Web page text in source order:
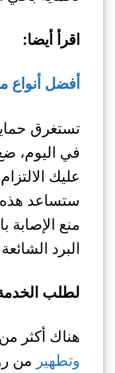
اقرأ أيضا:
أفضل أنواع
تستغرق
في اليوم،
عليك
ستساعد هذه
منع الإصابة
البرد
لطلب
هناك أكثر
وتطهير من